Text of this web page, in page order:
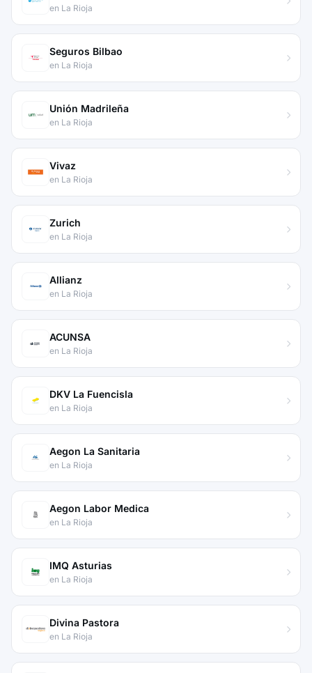
en La Rioja
Seguros Bilbao
en La Rioja
Unión Madrileña
en La Rioja
Vivaz
en La Rioja
Zurich
en La Rioja
Allianz
en La Rioja
ACUNSA
en La Rioja
DKV La Fuencisla
en La Rioja
Aegon La Sanitaria
en La Rioja
Aegon Labor Medica
en La Rioja
IMQ Asturias
en La Rioja
Divina Pastora
en La Rioja